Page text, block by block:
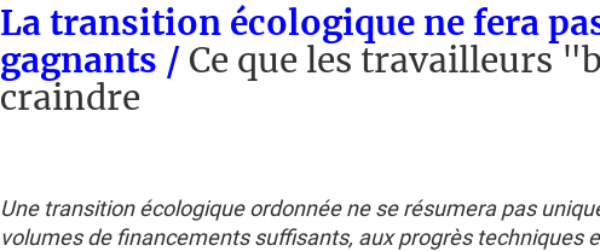
La transition écologique ne fera
gagnants / Ce que les travailleurs
craindre
Une transition écologique ordonnée ne se résumera pas
volumes de financements suffisants, aux progrès techniques